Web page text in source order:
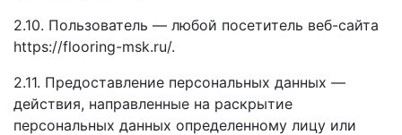
2.10. Пользователь — любой посетитель веб-сайта
https://flooring-msk.ru/.
2.11. Предоставление персональных данных —
действия, направленные на раскрытие
персональных данных определенному лицу или